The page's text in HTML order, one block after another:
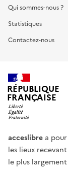
Qui sommes-nous ?
Statistiques
Contactez-nous
RÉPUBLIQUE
FRANÇAISE
acceslibre a
les lieux
le plus